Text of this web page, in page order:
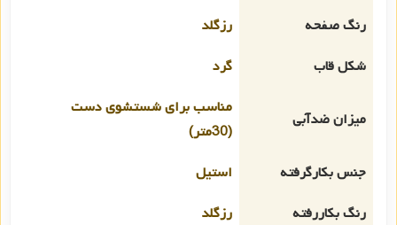
رنگ صفحه
رزگلد
شکل قاب
گرد
میزان ضدآبی
مناسب برای شستشوی دست
(30متر)
جنس بکارگرفته
استیل
رنگ بکاررفته
رزگلد